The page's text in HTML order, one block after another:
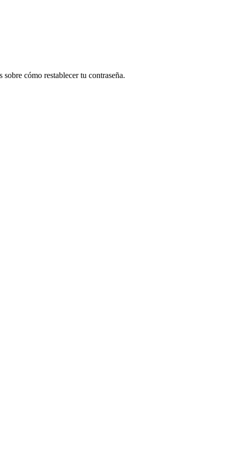
cómo restablecer tu contraseña.